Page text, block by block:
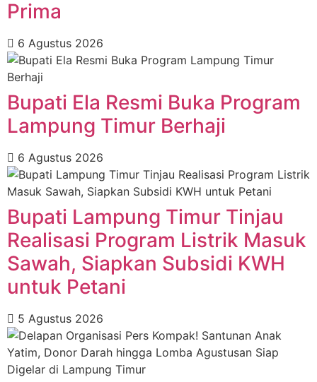
Prima ‎
6 Agustus 2026
Bupati Ela Resmi Buka Program
Lampung Timur Berhaji
6 Agustus 2026
Bupati Lampung Timur Tinjau
Realisasi Program Listrik Masuk
Sawah, Siapkan Subsidi KWH
untuk Petani
5 Agustus 2026